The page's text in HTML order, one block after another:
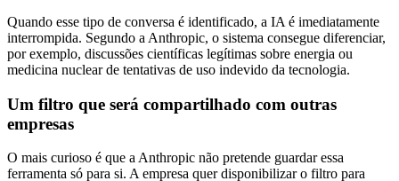
Quando esse tipo de conversa é identificado, a IA é imediatamente
interrompida. Segundo a Anthropic, o sistema consegue diferenciar,
por exemplo, discussões científicas legítimas sobre energia ou
medicina nuclear de tentativas de uso indevido da tecnologia.
Um filtro que será compartilhado com outras
empresas
O mais curioso é que a Anthropic não pretende guardar essa
ferramenta só para si. A empresa quer disponibilizar o filtro para